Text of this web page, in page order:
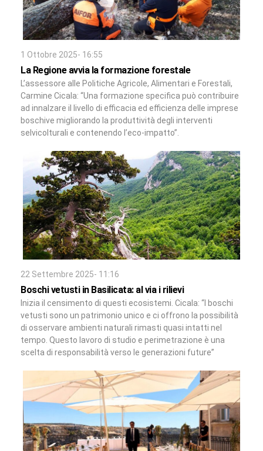
1 Ottobre 2025- 16:55
La Regione avvia la formazione forestale
L’assessore alle Politiche Agricole, Alimentari e Forestali,
Carmine Cicala: “Una formazione specifica può contribuire
ad innalzare il livello di efficacia ed efficienza delle imprese
boschive migliorando la produttività degli interventi
selvicolturali e contenendo l’eco-impatto”.
22 Settembre 2025- 11:16
Boschi vetusti in Basilicata: al via i rilievi
Inizia il censimento di questi ecosistemi. Cicala: “I boschi
vetusti sono un patrimonio unico e ci offrono la possibilità
di osservare ambienti naturali rimasti quasi intatti nel
tempo. Questo lavoro di studio e perimetrazione è una
scelta di responsabilità verso le generazioni future”